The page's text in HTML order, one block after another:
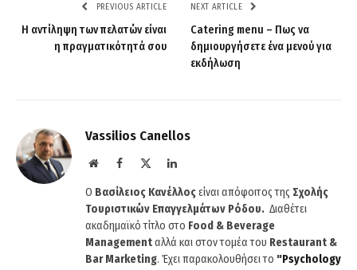
PREVIOUS ARTICLE
Η αντίληψη των πελατών είναι
η πραγματικότητά σου
NEXT ARTICLE
Catering menu – Πως να
δημιουργήσετε ένα μενού για
εκδήλωση
Vassilios Canellos
WebsiteFacebook LinkedIn
Ο Βασίλειος Κανέλλοςείναι απόφοιτος της Σχολής
Τουριστικών Επαγγελμάτων Ρόδου. Διαθέτει
ακαδημαϊκό τίτλο στο Food & Beverage
Managementαλλά και στον τομέα του Restaurant &
Bar Marketing. Έχει παρακολουθήσει το "Psychology